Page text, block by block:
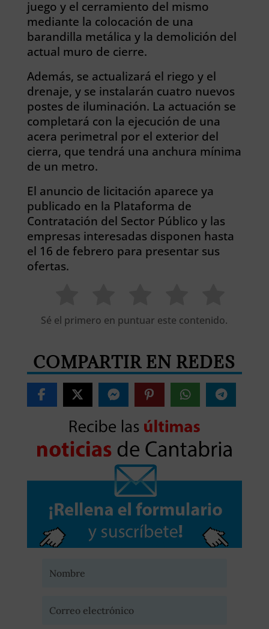
juego y el cerramiento del mismo
mediante la colocación de una
barandilla metálica y la demolición del
actual muro de cierre.
Además, se actualizará el riego y el
drenaje, y se instalarán cuatro nuevos
postes de iluminación. La actuación se
completará con la ejecución de una
acera perimetral por el exterior del
cierra, que tendrá una anchura mínima
de un metro.
El anuncio de licitación aparece ya
publicado en la Plataforma de
Contratación del Sector Público y las
empresas interesadas disponen hasta
el 16 de febrero para presentar sus
ofertas.
Sé el primero en puntuar este contenido.
COMPARTIR EN REDES